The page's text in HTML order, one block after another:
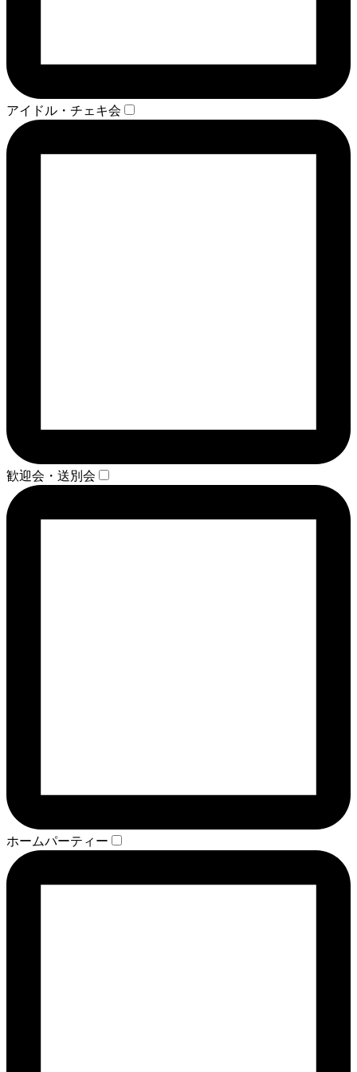
アイドル・チェキ会
歓迎会・送別会
ホームパーティー